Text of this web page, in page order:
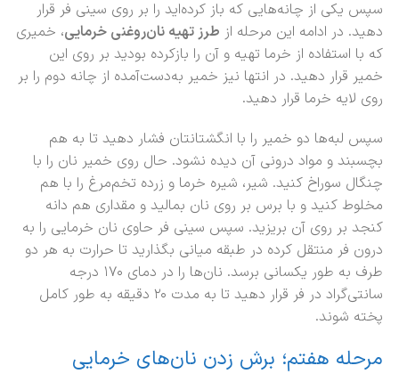
سپس یکی از چانه‌هایی که باز کرده‌اید را بر روی سینی فر قرار
دهید. در ادامه این مرحله از طرز تهیه نان‌روغنی خرمایی، خمیری
که با استفاده از خرما تهیه و آن را بازکرده بودید بر روی این
خمیر قرار دهید. در انتها نیز خمیر به‌دست‌آمده از چانه دوم را بر
روی لایه خرما قرار دهید.
سپس لبه‌ها دو خمیر را با انگشتانتان فشار دهید تا به هم
بچسبند و مواد درونی آن دیده نشود. حال روی خمیر نان را با
چنگال سوراخ کنید. شیر، شیره خرما و زرده تخم‌مرغ را با هم
مخلوط کنید و با برس بر روی نان بمالید و مقداری هم دانه
کنجد بر روی آن بریزید. سپس سینی فر حاوی نان خرمایی را به
درون فر منتقل کرده در طبقه میانی بگذارید تا حرارت به هر دو
طرف به طور یکسانی برسد. نان‌ها را در دمای ۱۷۰ درجه
سانتی‌گراد در فر قرار دهید تا به مدت ۲۰ دقیقه به طور کامل
پخته شوند.
مرحله هفتم؛ برش زدن نان‌های خرمایی